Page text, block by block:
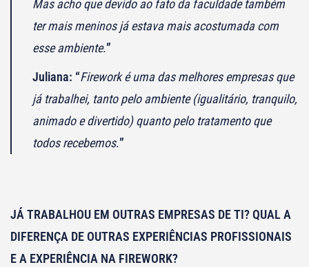
Mas acho que devido ao fato da faculdade também
ter mais meninos já estava mais acostumada com
esse ambiente.”
Juliana: “Firework é uma das melhores empresas que
já trabalhei, tanto pelo ambiente (igualitário, tranquilo,
animado e divertido) quanto pelo tratamento que
todos recebemos.”
JÁ TRABALHOU EM OUTRAS EMPRESAS DE TI? QUAL A
DIFERENÇA DE OUTRAS EXPERIÊNCIAS PROFISSIONAIS
E A EXPERIÊNCIA NA FIREWORK?